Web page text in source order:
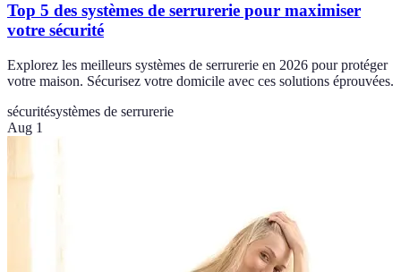
Top 5 des systèmes de serrurerie pour maximiser
votre sécurité
Explorez les meilleurs systèmes de serrurerie en 2026 pour protéger
votre maison. Sécurisez votre domicile avec ces solutions éprouvées.
sécuritésystèmes de serrurerie
Aug 1